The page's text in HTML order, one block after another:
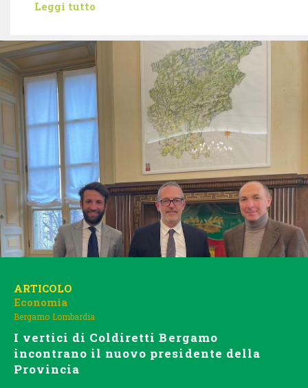
Leggi tutto
ARTICOLO
Economia
Bergamo Lombardia
I vertici di Coldiretti Bergamo
incontrano il nuovo presidente della
Provincia